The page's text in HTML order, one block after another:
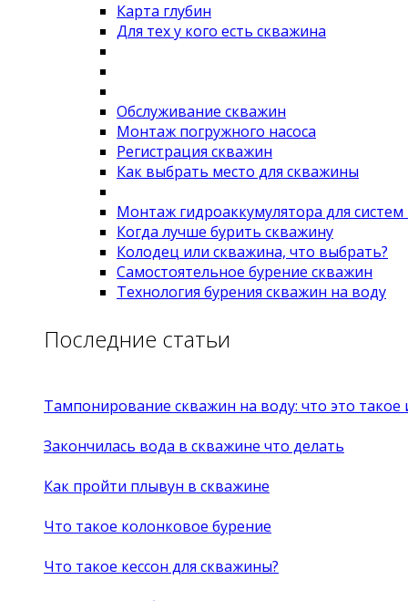
Карта глубин
Для тех у кого есть скважина
Обслуживание скважин
Монтаж погружного насоса
Регистрация скважин
Как выбрать место для скважины
Монтаж гидроаккумулятора для
Когда лучше бурить скважину
Колодец или скважина, что выбрать?
Самостоятельное бурение скважин
Технология бурения скважин на воду
Последние статьи
Тампонирование скважин на воду: что это такое
Закончилась вода в скважине что делать
Как пройти плывун в скважине
Что такое колонковое бурение
Что такое кессон для скважины?